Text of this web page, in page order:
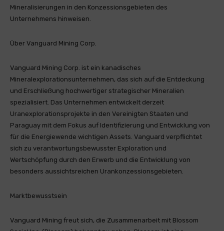
Mineralisierungen in den Konzessionsgebieten des
Unternehmens hinweisen.
Über Vanguard Mining Corp.
Vanguard Mining Corp. ist ein kanadisches
Mineralexplorationsunternehmen, das sich auf die Entdeckung
und Erschließung hochwertiger strategischer Mineralien
spezialisiert. Das Unternehmen entwickelt derzeit
Uranexplorationsprojekte in den Vereinigten Staaten und
Paraguay mit dem Fokus auf Identifizierung und Entwicklung von
für die Energiewende wichtigen Assets. Vanguard verpflichtet
sich zu verantwortungsbewusster Exploration und
Wertschöpfung durch den Erwerb und die Entwicklung von
besonders aussichtsreichen Urankonzessionsgebieten.
Marktbewusstsein
Vanguard Mining freut sich, die Zusammenarbeit mit Blossom